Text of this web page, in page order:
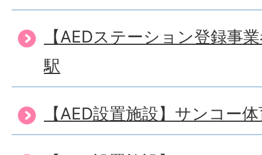
【AEDステーション登録事
駅
【AED設置施設】サンコー